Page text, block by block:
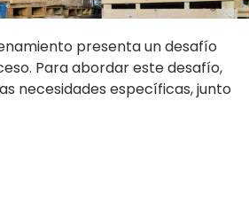
presenta un desafío
Para abordar este desafío,
necesidades específicas, junto